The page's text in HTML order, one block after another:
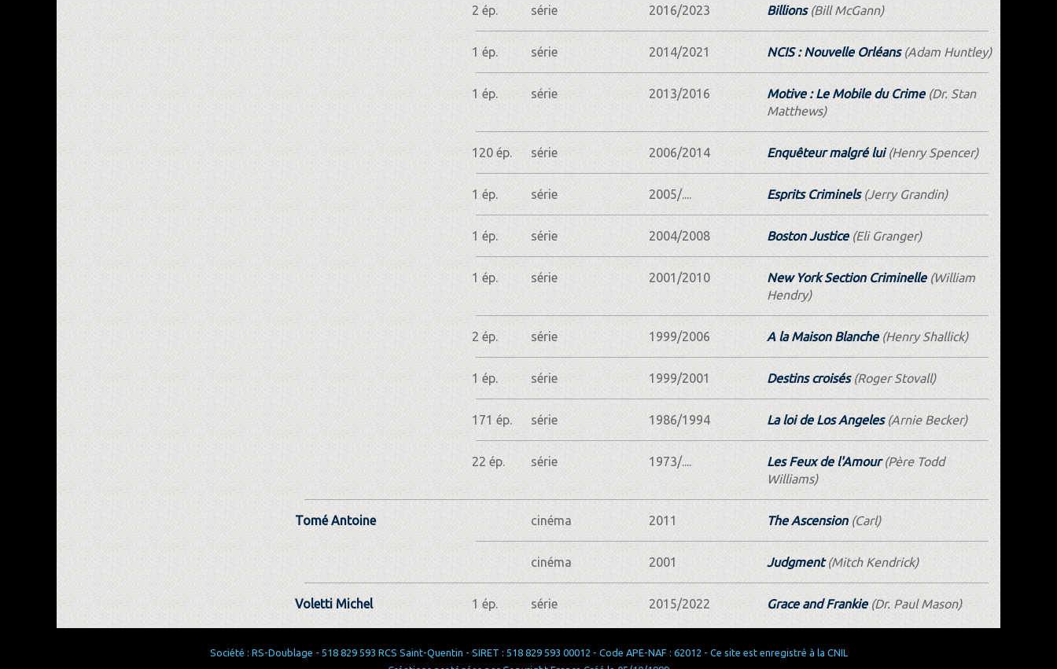
2 ép. série 2016/2023 Billions(Bill McGann)
1 ép. série 2014/2021 NCIS : Nouvelle Orléans(Adam Huntley)
1 ép. série 2013/2016 Motive : Le Mobile du Crime(Dr. Stan
Matthews)
120 ép. série 2006/2014 Enquêteur malgré lui(Henry Spencer)
1 ép. série 2005/.... Esprits Criminels(Jerry Grandin)
1 ép. série 2004/2008 Boston Justice(Eli Granger)
1 ép. série 2001/2010 New York Section Criminelle(William
Hendry)
2 ép. série 1999/2006 A la Maison Blanche(Henry Shallick)
1 ép. série 1999/2001 Destins croisés(Roger Stovall)
171 ép. série 1986/1994 La loi de Los Angeles(Arnie Becker)
22 ép. série 1973/.... Les Feux de l'Amour(Père Todd
Williams)
Tomé Antoine cinéma 2011 The Ascension(Carl)
cinéma 2001 Judgment(Mitch Kendrick)
Voletti Michel 1 ép. série 2015/2022 Grace and Frankie(Dr. Paul Mason)
Société : RS-Doublage - 518 829 593 RCS Saint-Quentin - SIRET : 518 829 593 00012 - Code APE-NAF : 62012 - Ce site est enregistré à la CNIL